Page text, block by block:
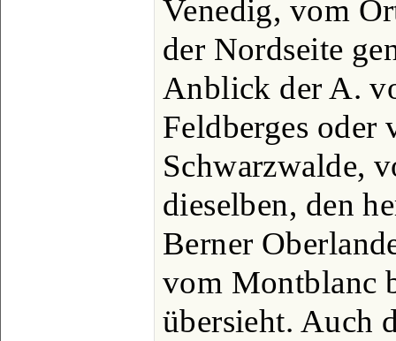
Venedig, vom
der Nordseite
Anblick der A.
Feldberges oder
Schwarzwalde,
dieselben, den
Berner
vom Montblanc
übersieht. Auch